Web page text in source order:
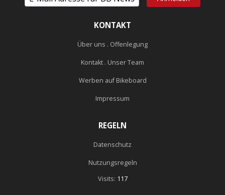
KONTAKT
Über uns . Offenlegung
Kontakt . Unser Team
Werben auf Bikeboard
Impressum
REGELN
Datenschutz
Nutzungsregeln
Visits: 117